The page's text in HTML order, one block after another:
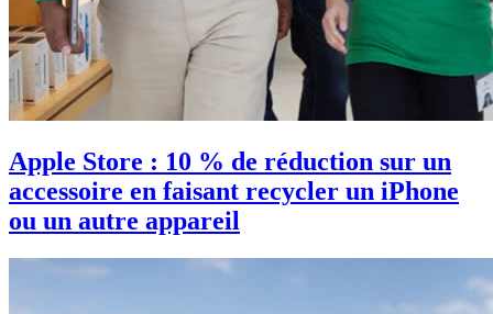
Apple Store : 10 % de réduction sur un
accessoire en faisant recycler un iPhone
ou un autre appareil